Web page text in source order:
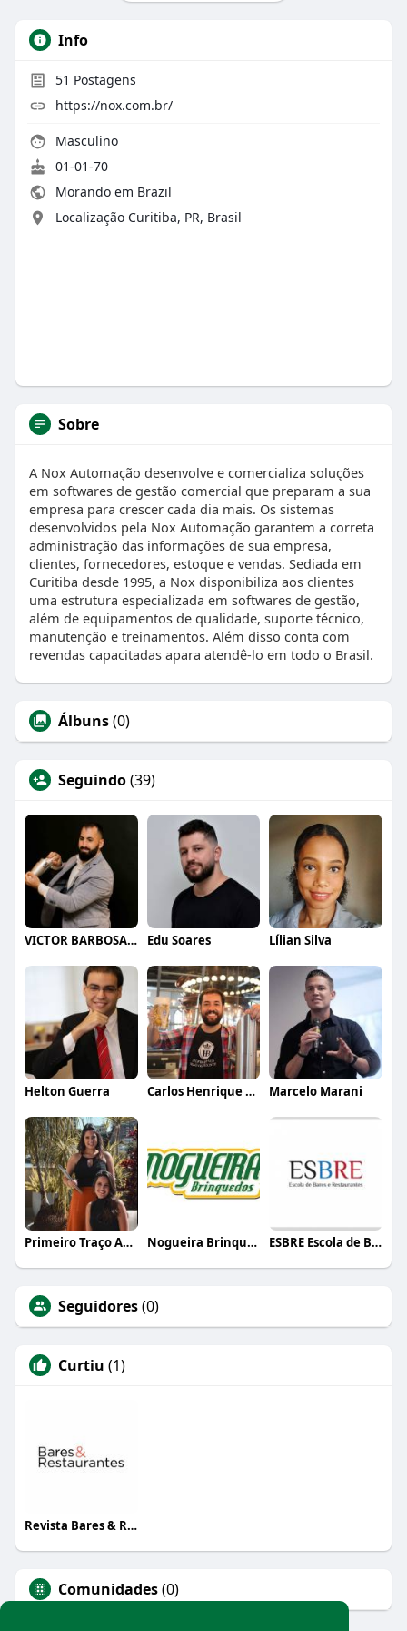
Info
51 Postagens
https://nox.com.br/
Masculino
01-01-70
Morando em Brazil
Localização Curitiba, PR, Brasil
Sobre
A Nox Automação desenvolve e comercializa soluções
em softwares de gestão comercial que preparam a sua
empresa para crescer cada dia mais. Os sistemas
desenvolvidos pela Nox Automação garantem a correta
administração das informações de sua empresa,
clientes, fornecedores, estoque e vendas. Sediada em
Curitiba desde 1995, a Nox disponibiliza aos clientes
uma estrutura especializada em softwares de gestão,
além de equipamentos de qualidade, suporte técnico,
manutenção e treinamentos. Além disso conta com
revendas capacitadas apara atendê-lo em todo o Brasil.
Álbuns(0)
Seguindo(39)
VICTOR BARBOSA QUARANTA Edu Soares Lílian Silva
Helton Guerra Carlos Henrique de Faria Vasconcelos Marcelo Marani
Primeiro Traço Arquitetura Nogueira Brinquedos ESBRE Escola de Bares e Restaurantes
Seguidores(0)
Curtiu (1)
Revista Bares & Restaurantes
Comunidades(0)